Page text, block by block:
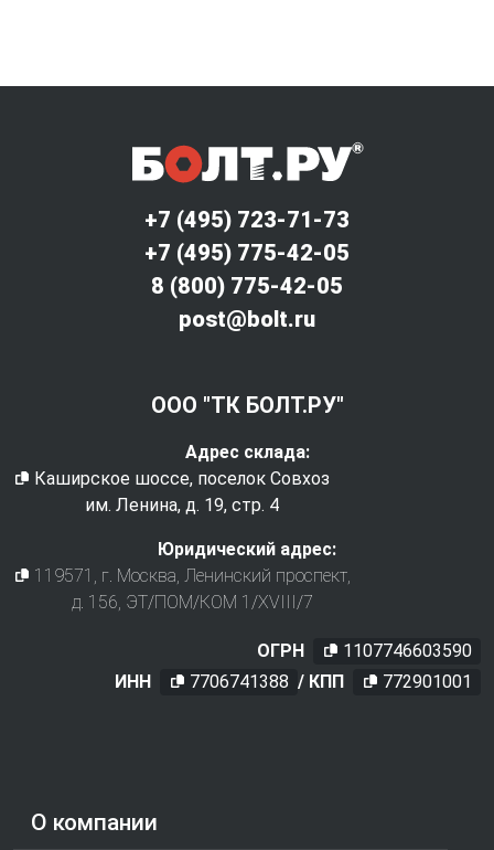
О компании
+7 (495) 723-71-73
+7 (495) 775-42-05
8 (800) 775-42-05
post@bolt.ru
ООО "ТК БОЛТ.РУ"
Адрес склада:
Каширское шоссе, поселок Совхоз
им. Ленина, д. 19, стр. 4
Юридический адрес:
119571 , г. Москва, Ленинский проспект,
д. 156, ЭТ/ПОМ/КОМ 1/XVIII/7
ОГРН
1107746603590
ИНН
7706741388 / КПП 772901001